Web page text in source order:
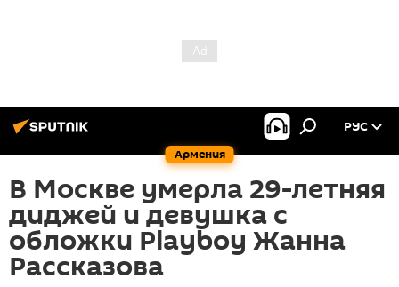
Армения
РУС
В Москве умерла 29-летняя
диджей и девушка с
обложки Playboy Жанна
Рассказова